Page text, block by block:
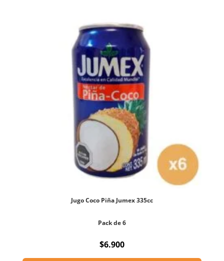
Jugo Coco Piña Jumex 335cc
Pack de 6
$6.900